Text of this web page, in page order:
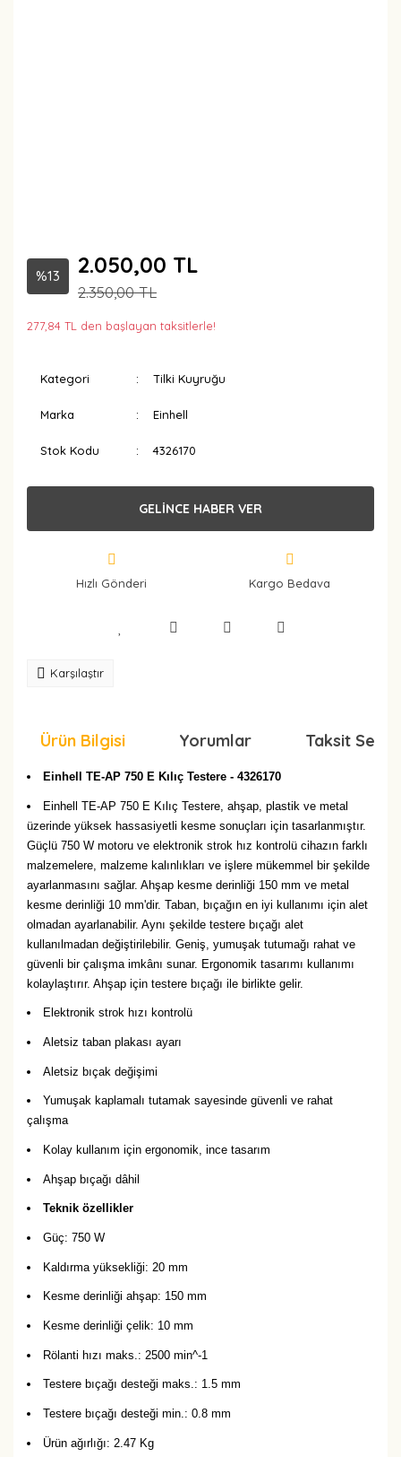
%13 2.050,00 TL
2.350,00 TL
277,84 TL den başlayan taksitlerle!
Kategori Tilki Kuyruğu
Marka Einhell
Stok Kodu 4326170
GELİNCE HABER VER
Hızlı Gönderi Kargo Bedava
Karşılaştır
Ürün Bilgisi Yorumlar Taksit
Einhell TE-AP 750 E Kılıç Testere - 4326170
Einhell TE-AP 750 E Kılıç Testere, ahşap, plastik ve metal
üzerinde yüksek hassasiyetli kesme sonuçları için tasarlanmıştır.
Güçlü 750 W motoru ve elektronik strok hız kontrolü cihazın farklı
malzemelere, malzeme kalınlıkları ve işlere mükemmel bir şekilde
ayarlanmasını sağlar. Ahşap kesme derinliği 150 mm ve metal
kesme derinliği 10 mm'dir. Taban, bıçağın en iyi kullanımı için alet
olmadan ayarlanabilir. Aynı şekilde testere bıçağı alet
kullanılmadan değiştirilebilir. Geniş, yumuşak tutumağı rahat ve
güvenli bir çalışma imkânı sunar. Ergonomik tasarımı kullanımı
kolaylaştırır. Ahşap için testere bıçağı ile birlikte gelir.
Elektronik strok hızı kontrolü
Aletsiz taban plakası ayarı
Aletsiz bıçak değişimi
Yumuşak kaplamalı tutamak sayesinde güvenli ve rahat
çalışma
Kolay kullanım için ergonomik, ince tasarım
Ahşap bıçağı dâhil
Teknik özellikler
Güç: 750 W
Kaldırma yüksekliği: 20 mm
Kesme derinliği ahşap: 150 mm
Kesme derinliği çelik: 10 mm
Rölanti hızı maks.: 2500 min^-1
Testere bıçağı desteği maks.: 1.5 mm
Testere bıçağı desteği min.: 0.8 mm
Ürün ağırlığı: 2.47 Kg